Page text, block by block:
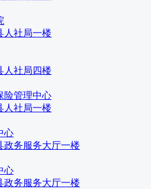
人社局一楼
人社局四楼
险管理中心
人社局一楼
心
政务服务大厅一楼
心
政务服务大厅一楼